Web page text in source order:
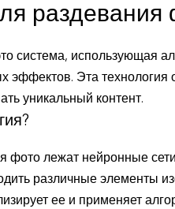
раздевания
система, использующая
эффектов. Эта технология
уникальный контент.
фото лежат нейронные
различные элементы
ее и применяет